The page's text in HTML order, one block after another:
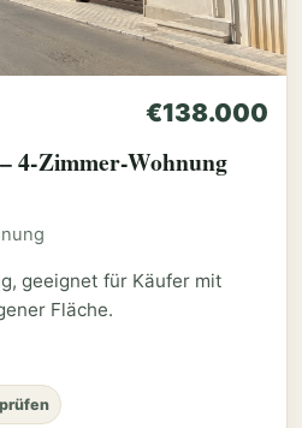
€138.000
4-Zimmer-Wohnung
geeignet für Käufer mit
Fläche.